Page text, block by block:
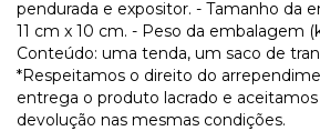
pendurada e expositor. - Tamanho da
11 cm x 10 cm. - Peso da embalagem
Conteúdo: uma tenda, um saco de
*Respeitamos o direito do
entrega o produto lacrado e
devolução nas mesmas condições.